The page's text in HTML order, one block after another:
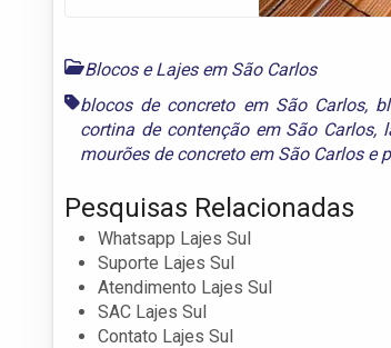
Blocos e Lajes em São Carlos
blocos de concreto em São Carlos,
cortina de contenção em São Carlos,
mourões de concreto em São Carlose
Pesquisas Relacionadas
Whatsapp Lajes Sul
Suporte Lajes Sul
Atendimento Lajes Sul
SAC Lajes Sul
Contato Lajes Sul